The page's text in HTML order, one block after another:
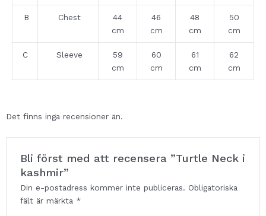
B Chest
44
cm
46
cm
48
cm
50
cm
C Sleeve
59
cm
60
cm
61
cm
62
cm
Det finns inga recensioner än.
Bli först med att recensera ”Turtle Neck i
kashmir”
Din e-postadress kommer inte publiceras. Obligatoriska
fält är märkta *